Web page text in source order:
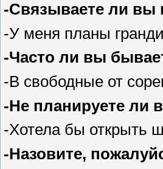
-Связываете ли вы
-У меня планы
-Часто ли вы
-В свободные от
-Не планируете ли
-Хотела бы открыть
-Назовите,